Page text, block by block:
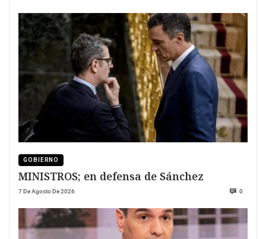
GOBIERNO
MINISTROS; en defensa de Sánchez
7 De Agosto De 2026 0